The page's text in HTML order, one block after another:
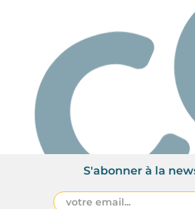
S'abonner à la